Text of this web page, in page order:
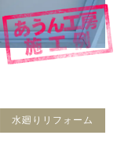
水廻りリフォーム